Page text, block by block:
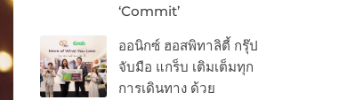
‘Commit’
ออนิกซ์ ฮอสพิทาลิตี้ กรุ๊ป
จับมือ แกร็บ เติมเต็มทุก
การเดินทาง ด้วย